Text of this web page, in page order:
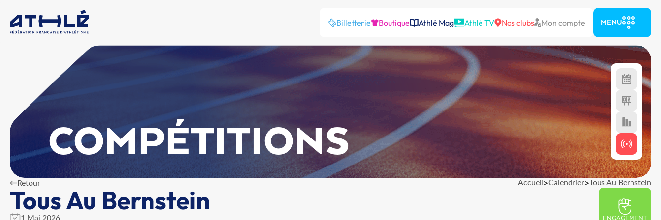
Billetterie Boutique Athlé Mag Athlé TV Nos clubs Mon compte MENU
COMPÉTITIONS
Retour Accueil>Calendrier>Tous Au Bernstein
Tous Au Bernstein
1 Mai 2026
ENGAGEMENT